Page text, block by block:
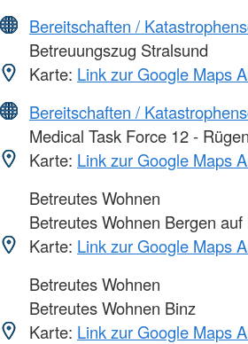
Bereitschaften /
Betreuungszug Stralsund
Karte: Link zur Google Maps
Bereitschaften /
Medical Task Force 12 -
Karte: Link zur Google Maps
Betreutes Wohnen
Betreutes Wohnen Bergen auf
Karte: Link zur Google Maps
Betreutes Wohnen
Betreutes Wohnen Binz
Karte: Link zur Google Maps